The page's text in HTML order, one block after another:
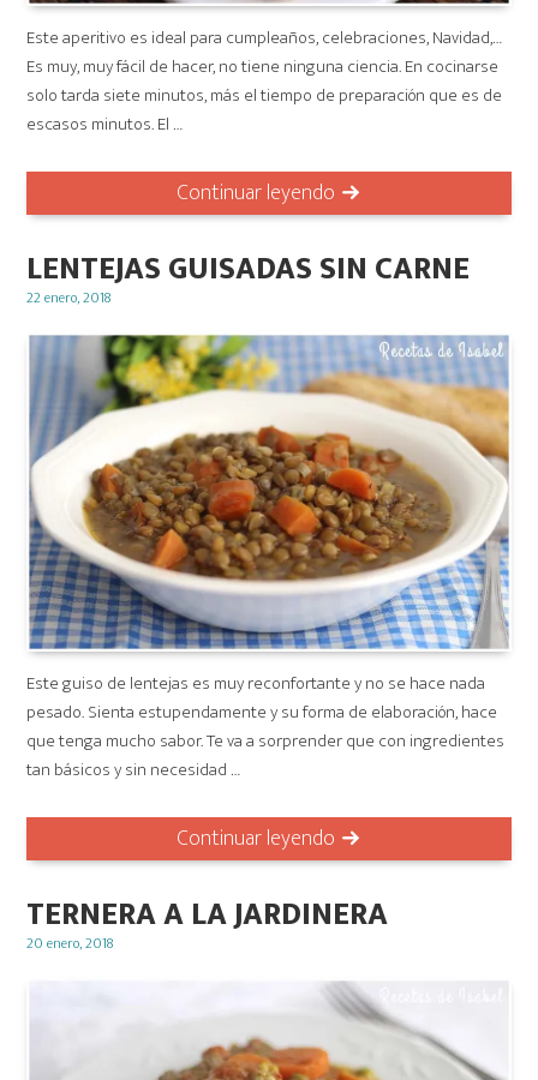
Este aperitivo es ideal para cumpleaños, celebraciones, Navidad,…
Es muy, muy fácil de hacer, no tiene ninguna ciencia. En cocinarse
solo tarda siete minutos, más el tiempo de preparación que es de
escasos minutos. El …
Continuar leyendo
LENTEJAS GUISADAS SIN CARNE
Posted
22 enero, 2018
Este guiso de lentejas es muy reconfortante y no se hace nada
pesado. Sienta estupendamente y su forma de elaboración, hace
que tenga mucho sabor. Te va a sorprender que con ingredientes
tan básicos y sin necesidad …
Continuar leyendo
TERNERA A LA JARDINERA
Posted
20 enero, 2018